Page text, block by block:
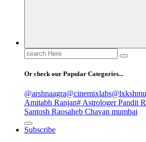
Search
for:
Or check our Popular Categories...
@arshnaagra@cinemixlabs
Amitabh Ranjan# Astrologer Pandit
Santosh Raosaheb Chavan mumbai
Subscribe